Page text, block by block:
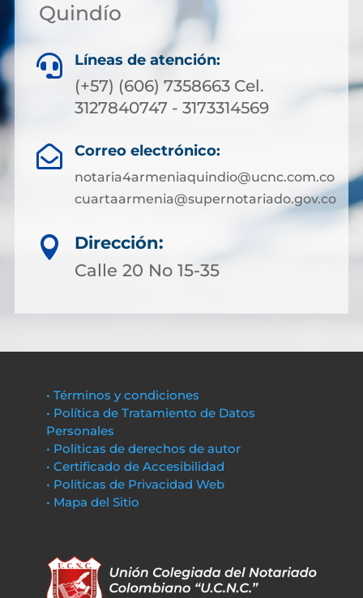
Quindío
 Líneas de atención:
(+57) (606) 7358663 Cel.
3127840747 - 3173314569
 Correo electrónico:
notaria4armeniaquindio@ucnc.com.co
cuartaarmenia@supernotariado.gov.co

Dirección:
Calle 20 No 15-35
• Términos y condiciones
• Política de Tratamiento de Datos
Personales
• Políticas de derechos de autor
• Certificado de Accesibilidad
• Políticas de Privacidad Web
• Mapa del Sitio